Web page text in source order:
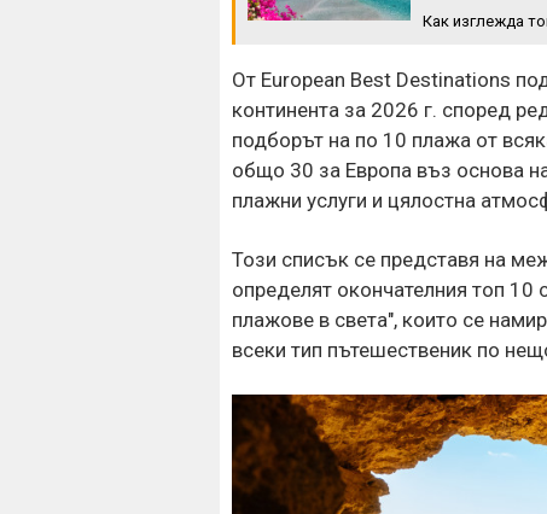
Как изглежда
От European Best Destinations
континента за 2026 г. според
подборът на по 10 плажа от
общо 30 за Европа въз основа
плажни услуги и цялостна
Този списък се представя на
определят окончателния топ 10
плажове в света", които се
всеки тип пътешественик по